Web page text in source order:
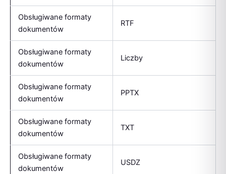
Obsługiwane formaty
dokumentów
RTF
Obsługiwane formaty
dokumentów
Liczby
Obsługiwane formaty
dokumentów
PPTX
Obsługiwane formaty
dokumentów
TXT
Obsługiwane formaty
dokumentów
USDZ